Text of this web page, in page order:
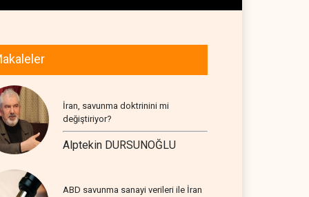
İran, savunma doktrinini mi
değiştiriyor?
Alptekin DURSUNOĞLU
ABD savunma sanayi verileri ile İran